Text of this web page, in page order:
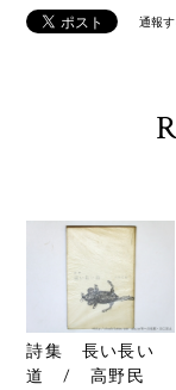
通報す
詩集 長い長い
道 / 高野民